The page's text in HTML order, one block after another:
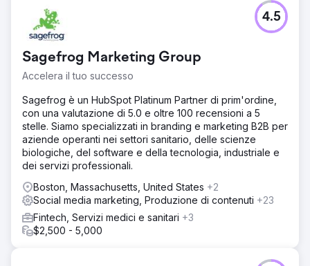
Sagefrog Marketing Group
Accelera il tuo successo
4.5
Sagefrog è un HubSpot Platinum Partner di prim'ordine,
con una valutazione di 5.0 e oltre 100 recensioni a 5
stelle. Siamo specializzati in branding e marketing B2B per
aziende operanti nei settori sanitario, delle scienze
biologiche, del software e della tecnologia, industriale e
dei servizi professionali.
Boston, Massachusetts, United States +2
Social media marketing, Produzione di contenuti +23
Fintech, Servizi medici e sanitari +3
$2,500 - 5,000